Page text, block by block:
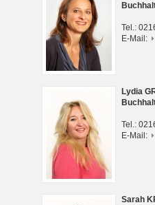
Tel.:
E-Mail:
Lydia
Tel.:
E-Mail:
Sarah